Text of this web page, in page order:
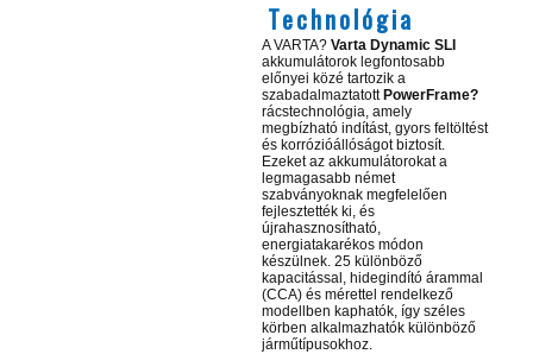
Technológia
A VARTA? Varta Dynamic SLI
akkumulátorok legfontosabb
előnyei közé tartozik a
szabadalmaztatott PowerFrame?
rácstechnológia, amely
megbízható indítást, gyors feltöltést
és korrózióállóságot biztosít.
Ezeket az akkumulátorokat a
legmagasabb német
szabványoknak megfelelően
fejlesztették ki, és
újrahasznosítható,
energiatakarékos módon
készülnek. 25 különböző
kapacitással, hidegindító árammal
(CCA) és mérettel rendelkező
modellben kaphatók, így széles
körben alkalmazhatók különböző
járműtípusokhoz.